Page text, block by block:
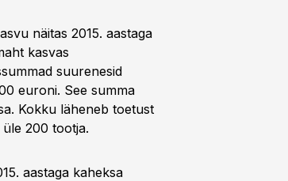
näitas 2015. aastaga
kasvas
suurenesid
euroni. See summa
Kokku läheneb toetust
200 tootja.
aastaga kaheksa